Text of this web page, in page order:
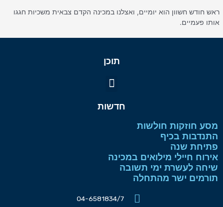
ראש חודש חשוון הוא יומיים, ואצלנו במכינה הקדם צבאית משכיות חגגו
אותו פעמיים.
תוכן
תפריט
חדשות
מסע חוזקות חולשות
התנדבות בכיף
פתיחת שנה
אירוח חיילי מילואים במכינה
שיחה לעשרת ימי תשובה
תורמים ישר מהתחלה
04-6581834/7